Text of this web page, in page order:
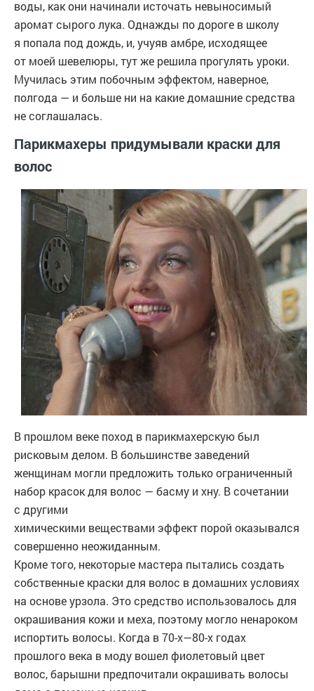
воды, как они начинали источать невыносимый
аромат сырого лука. Однажды по дороге в школу
я попала под дождь, и, учуяв амбре, исходящее
от моей шевелюры, тут же решила прогулять уроки.
Мучилась этим побочным эффектом, наверное,
полгода — и больше ни на какие домашние средства
не соглашалась.
Парикмахеры придумывали краски для
волос
В прошлом веке поход в парикмахерскую был
рисковым делом. В большинстве заведений
женщинам могли предложить только ограниченный
набор красок для волос — басму и хну. В сочетании
с другими
химическими веществами эффект порой оказывался
совершенно неожиданным.
Кроме того, некоторые мастера пытались создать
собственные краски для волос в домашних условиях
на основе урзола. Это средство использовалось для
окрашивания кожи и меха, поэтому могло ненароком
испортить волосы. Когда в 70-х—80-х годах
прошлого века в моду вошел фиолетовый цвет
волос, барышни предпочитали окрашивать волосы